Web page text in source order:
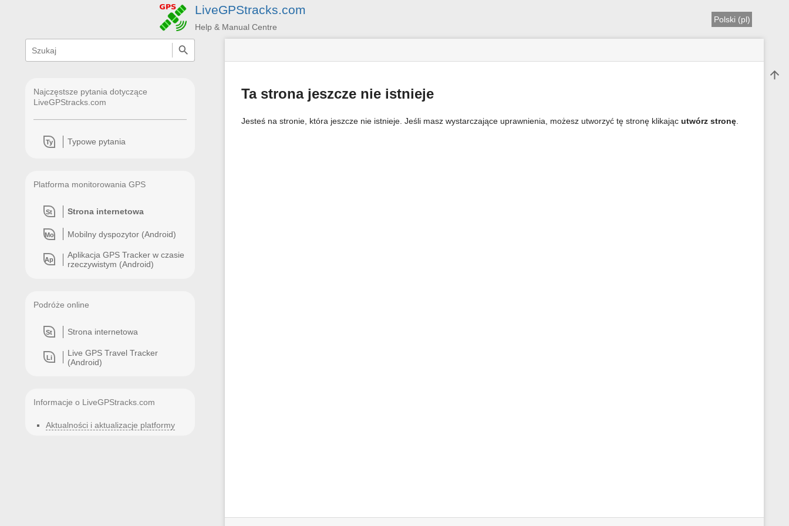
LiveGPStracks.com
Help & Manual Centre
quick
search
Najczęstsze pytania dotyczące
LiveGPStracks.com
Ty Typowe pytania
Platforma monitorowania GPS
St Strona internetowa
Mo Mobilny dyspozytor (Android)
Ap
Aplikacja GPS Tracker w czasie
rzeczywistym (Android)
Podróże online
St Strona internetowa
Li
Live GPS Travel Tracker
(Android)
Informacje o LiveGPStracks.com
Aktualności i aktualizacje platformy
Polski (pl)
Do
Ta strona jeszcze nie istnieje
Jesteś na stronie, która jeszcze nie istnieje. Jeśli masz wystarczające uprawnienia, możesz utworzyć tę stronę klikając utwórz stronę.